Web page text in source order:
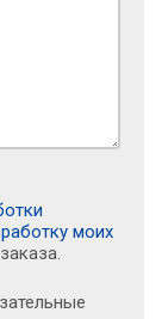
моих